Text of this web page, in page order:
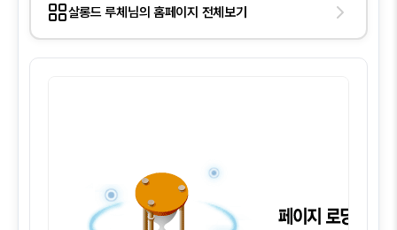
살롱드 루체님의 홈페이지 전체보기